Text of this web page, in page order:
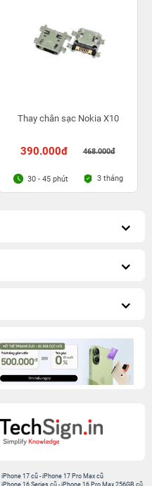
Thay chân sạc Nokia X10
390.000đ 468.000đ
30 - 45 phút 3 tháng
iPhone 17 cũ -iPhone 17 Pro Max cũ
iPhone 16 Series cũ - iPhone 16 Pro Max 256GB cũ